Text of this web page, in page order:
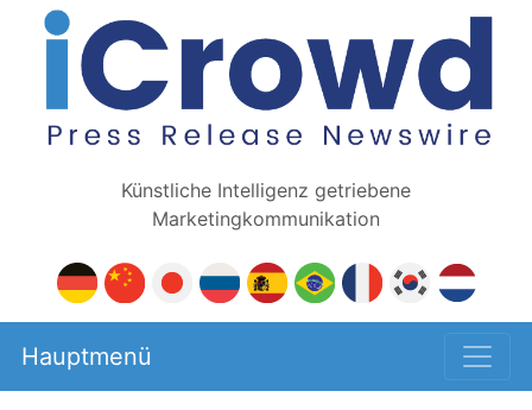
Künstliche Intelligenz getriebene
Marketingkommunikation
Hauptmenü